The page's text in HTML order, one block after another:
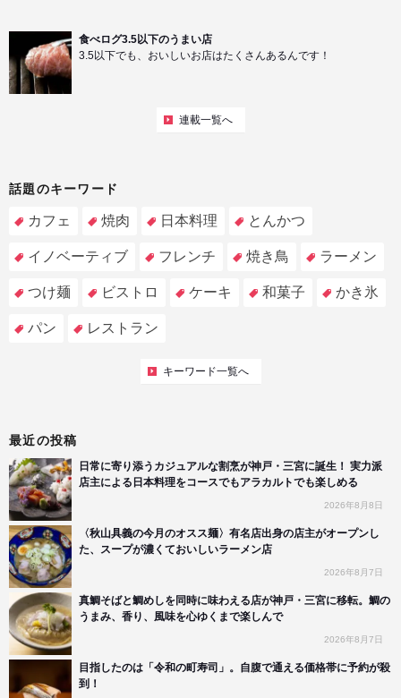
食べログ3.5以下のうまい店
3.5以下でも、おいしいお店はたくさんあるんです！
連載一覧へ
話題のキーワード
カフェ 焼肉 日本料理 とんかつ
イノベーティブ フレンチ 焼き鳥 ラーメン
つけ麺 ビストロ ケーキ 和菓子 かき氷
パン レストラン
キーワード一覧へ
最近の投稿
日常に寄り添うカジュアルな割烹が神戸・三宮に誕生！ 実力派
店主による日本料理をコースでもアラカルトでも楽しめる
2026年8月8日
〈秋山具義の今月のオスス麺〉有名店出身の店主がオープンし
た、スープが濃くておいしいラーメン店
2026年8月7日
真鯛そばと鯛めしを同時に味わえる店が神戸・三宮に移転。鯛の
うまみ、香り、風味を心ゆくまで楽しんで
2026年8月7日
目指したのは「令和の町寿司」。自腹で通える価格帯に予約が殺
到！